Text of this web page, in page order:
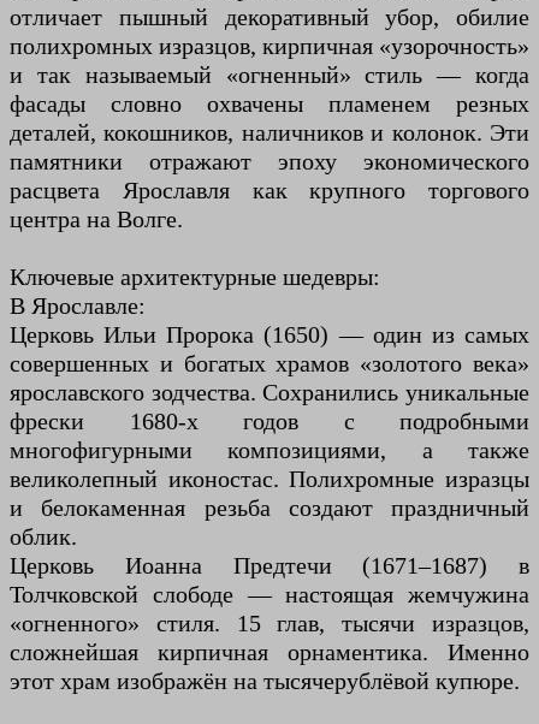
отличает пышный декоративный убор, обилие
полихромных изразцов, кирпичная «узорочность»
и так называемый «огненный» стиль — когда
фасады словно охвачены пламенем резных
деталей, кокошников, наличников и колонок. Эти
памятники отражают эпоху экономического
расцвета Ярославля как крупного торгового
центра на Волге.
Ключевые архитектурные шедевры:
В Ярославле:
Церковь Ильи Пророка (1650) — один из самых
совершенных и богатых храмов «золотого века»
ярославского зодчества. Сохранились уникальные
фрески 1680-х годов с подробными
многофигурными композициями, а также
великолепный иконостас. Полихромные изразцы
и белокаменная резьба создают праздничный
облик.
Церковь Иоанна Предтечи (1671–1687) в
Толчковской слободе — настоящая жемчужина
«огненного» стиля. 15 глав, тысячи изразцов,
сложнейшая кирпичная орнаментика. Именно
этот храм изображён на тысячерублёвой купюре.